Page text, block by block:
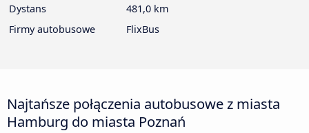
Dystans
481,0 km
Firmy autobusowe
FlixBus
Najtańsze połączenia autobusowe z miasta
Hamburg do miasta Poznań